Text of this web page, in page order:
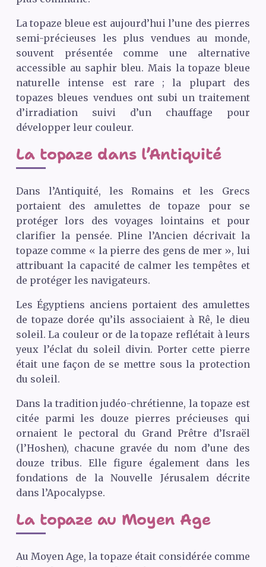
La topaze bleue est aujourd’hui l’une des pierres
semi-précieuses les plus vendues au monde,
souvent présentée comme une alternative
accessible au saphir bleu. Mais la topaze bleue
naturelle intense est rare ; la plupart des
topazes bleues vendues ont subi un traitement
d’irradiation suivi d’un chauffage pour
développer leur couleur.
La topaze dans l’Antiquité
Dans l’Antiquité, les Romains et les Grecs
portaient des amulettes de topaze pour se
protéger lors des voyages lointains et pour
clarifier la pensée. Pline l’Ancien décrivait la
topaze comme « la pierre des gens de mer », lui
attribuant la capacité de calmer les tempêtes et
de protéger les navigateurs.
Les Égyptiens anciens portaient des amulettes
de topaze dorée qu’ils associaient à Rê, le dieu
soleil. La couleur or de la topaze reflétait à leurs
yeux l’éclat du soleil divin. Porter cette pierre
était une façon de se mettre sous la protection
du soleil.
Dans la tradition judéo-chrétienne, la topaze est
citée parmi les douze pierres précieuses qui
ornaient le pectoral du Grand Prêtre d’Israël
(l’Hoshen), chacune gravée du nom d’une des
douze tribus. Elle figure également dans les
fondations de la Nouvelle Jérusalem décrite
dans l’Apocalypse.
La topaze au Moyen Age
Au Moyen Age, la topaze était considérée comme